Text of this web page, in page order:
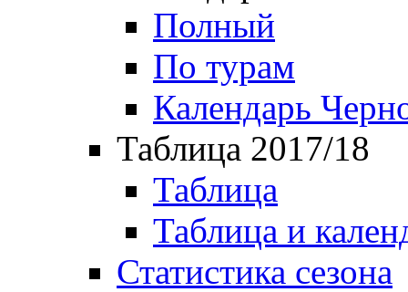
Полный
По турам
Календарь
Таблица 2017/18
Таблица
Таблица и
Статистика сезона